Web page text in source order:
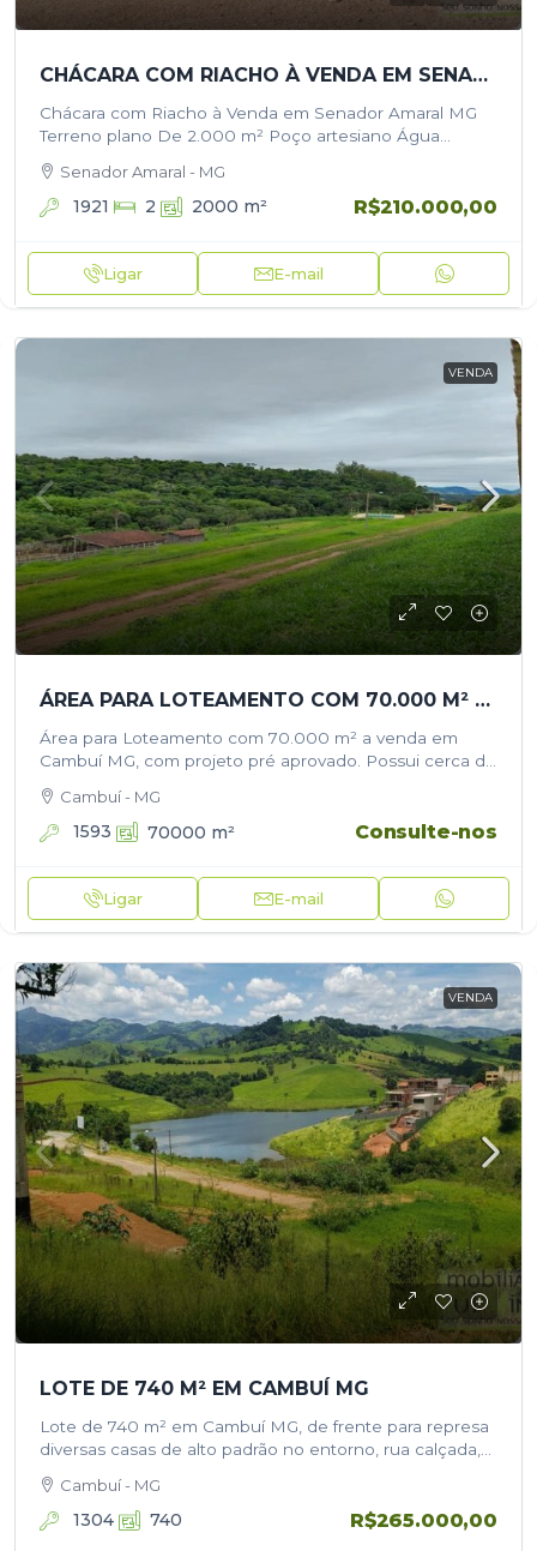
CHÁCARA COM RIACHO À VENDA EM SENADOR AMARAL MG
Chácara com Riacho à Venda em Senador Amaral MG
Terreno plano De 2.000 m² Poço artesiano Água
no fundo da…
Senador Amaral - MG
1921 2 2000 m² R$210.000,00
Ligar E-mail
VENDA
ÁREA PARA LOTEAMENTO COM 70.000 M² A VENDA EM CAMBUÍ MG
Área para Loteamento com 70.000 m² a venda em
Cambuí MG, com projeto pré aprovado. Possui cerca de
80 lotes de 400 a 600m, luz e agua, vista…
Cambuí - MG
1593 70000 m² Consulte-nos
Ligar E-mail
VENDA
LOTE DE 740 M² EM CAMBUÍ MG
Lote de 740 m² em Cambuí MG, de frente para represa
diversas casas de alto padrão no entorno, rua calçada,
Cambuí - MG
1304 740 R$265.000,00